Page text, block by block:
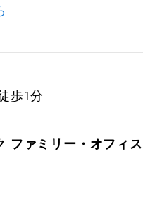
歩1分
ファミリー・オフィス